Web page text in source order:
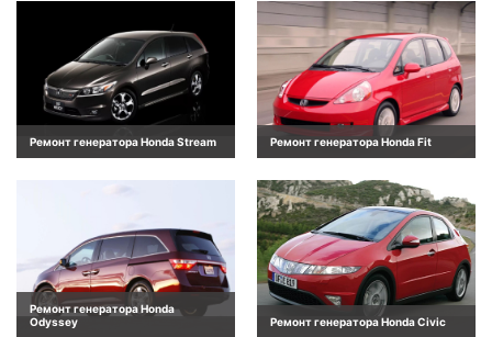
Ремонт генератора Honda Stream Ремонт генератора Honda Fit
Ремонт генератора Honda
Odyssey
Ремонт генератора Honda Civic